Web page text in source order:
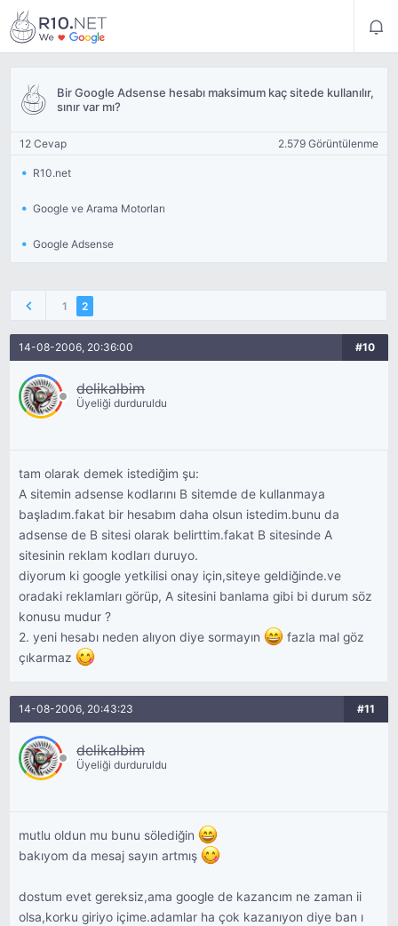
Bir Google Adsense hesabı maksimum kaç sitede kullanılır,
sınır var mı?
12 Cevap 2.579 Görüntülenme
R10.net
Google ve Arama Motorları
Google Adsense
1 2
14-08-2006, 20:36:00 #10
delikalbim
Üyeliği durduruldu
tam olarak demek istediğim şu:
A sitemin adsense kodlarını B sitemde de kullanmaya
başladım.fakat bir hesabım daha olsun istedim.bunu da
adsense de B sitesi olarak belirttim.fakat B sitesinde A
sitesinin reklam kodları duruyo.
diyorum ki google yetkilisi onay için,siteye geldiğinde.ve
oradaki reklamları görüp, A sitesini banlama gibi bi durum söz
konusu mudur ?
2. yeni hesabı neden alıyon diye sormayın
fazla mal göz
çıkarmaz
14-08-2006, 20:43:23 #11
delikalbim
Üyeliği durduruldu
mutlu oldun mu bunu sölediğin
bakıyom da mesaj sayın artmış
dostum evet gereksiz,ama google de kazancım ne zaman ii
olsa,korku giriyo içime.adamlar ha çok kazanıyon diye ban ı